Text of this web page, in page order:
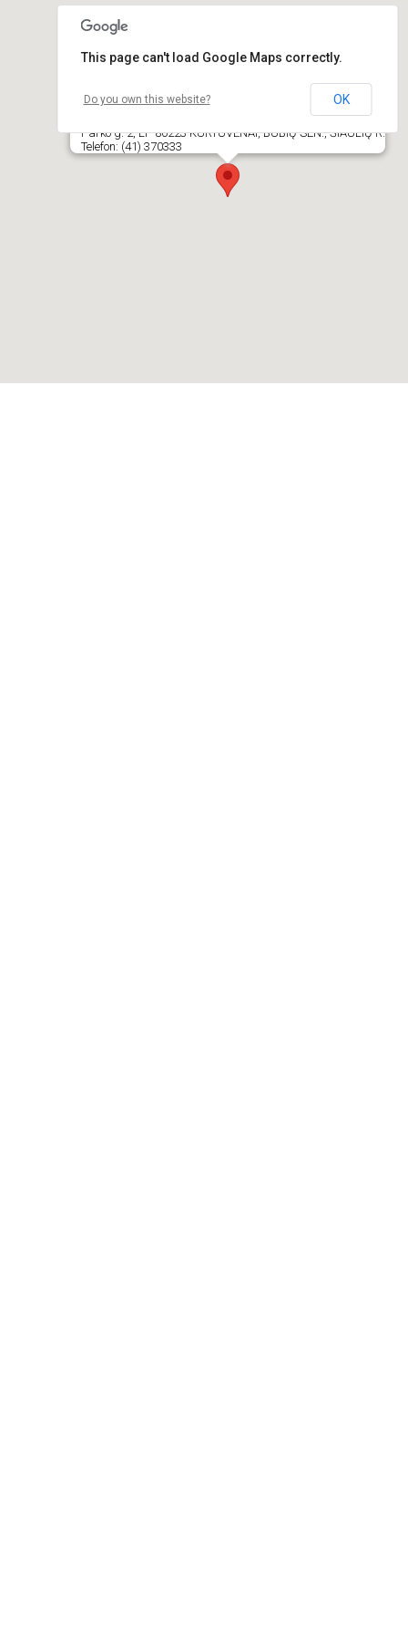
Parko g. 2, LT- 80223 KURTUVĖNAI, BUBIŲ SEN., ŠIAULIŲ R.
Telefon: (41) 370333
This page can't load Google Maps correctly.
Do you own this website? OK